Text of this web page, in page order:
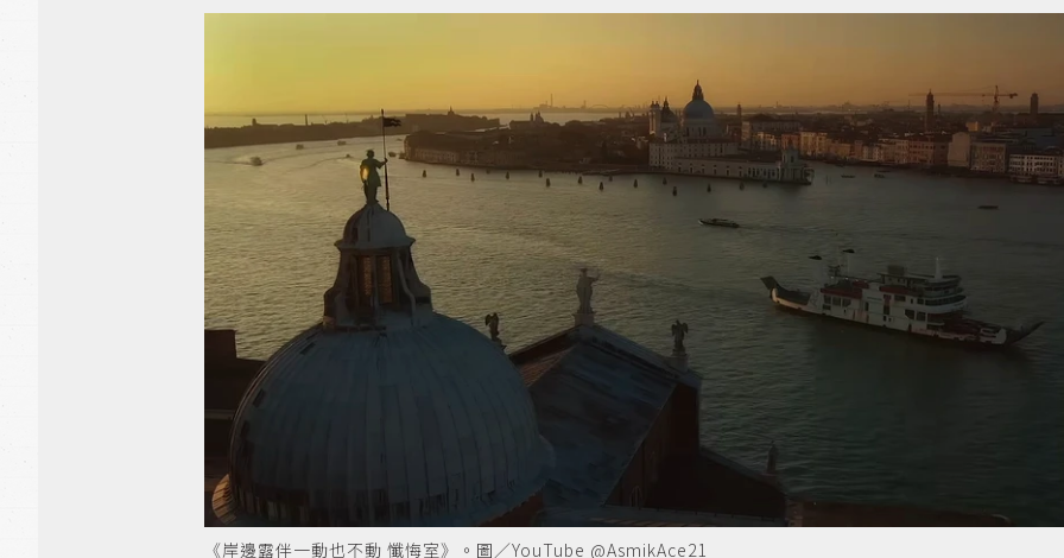
《岸邊露伴一動也不動 懺悔室》。圖／YouTube @AsmikAce21